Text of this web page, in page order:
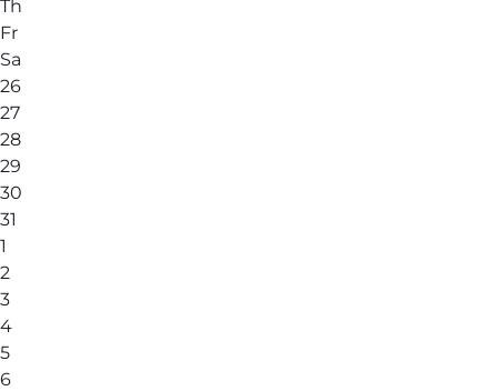
Th
Fr
Sa
26
27
28
29
30
31
1
2
3
4
5
6